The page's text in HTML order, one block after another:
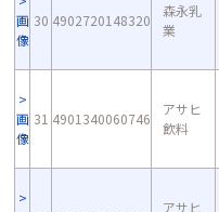
画
像
30 4902720148320
森永乳
業
画
像
31 4901340060746
アサヒ
飲料
アサヒ